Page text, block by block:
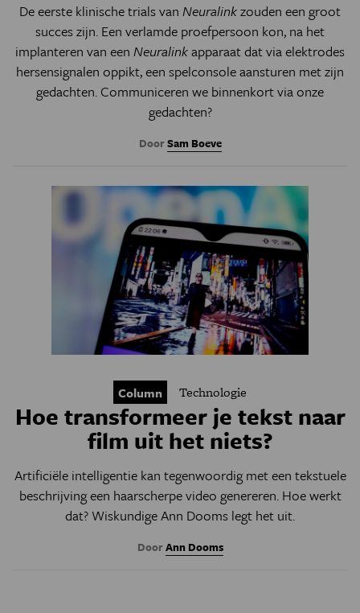
De eerste klinische trials van Neuralinkzouden een groot
succes zijn. Een verlamde proefpersoon kon, na het
implanteren van een Neuralinkapparaat dat via elektrodes
hersensignalen oppikt, een spelconsole aansturen met zijn
gedachten. Communiceren we binnenkort via onze
gedachten?
DoorSam Boeve
Column Technologie
Hoe transformeer je tekst naar
film uit het niets?
Artificiële intelligentie kan tegenwoordig met een tekstuele
beschrijving een haarscherpe video genereren. Hoe werkt
dat? Wiskundige Ann Dooms legt het uit.
DoorAnn Dooms